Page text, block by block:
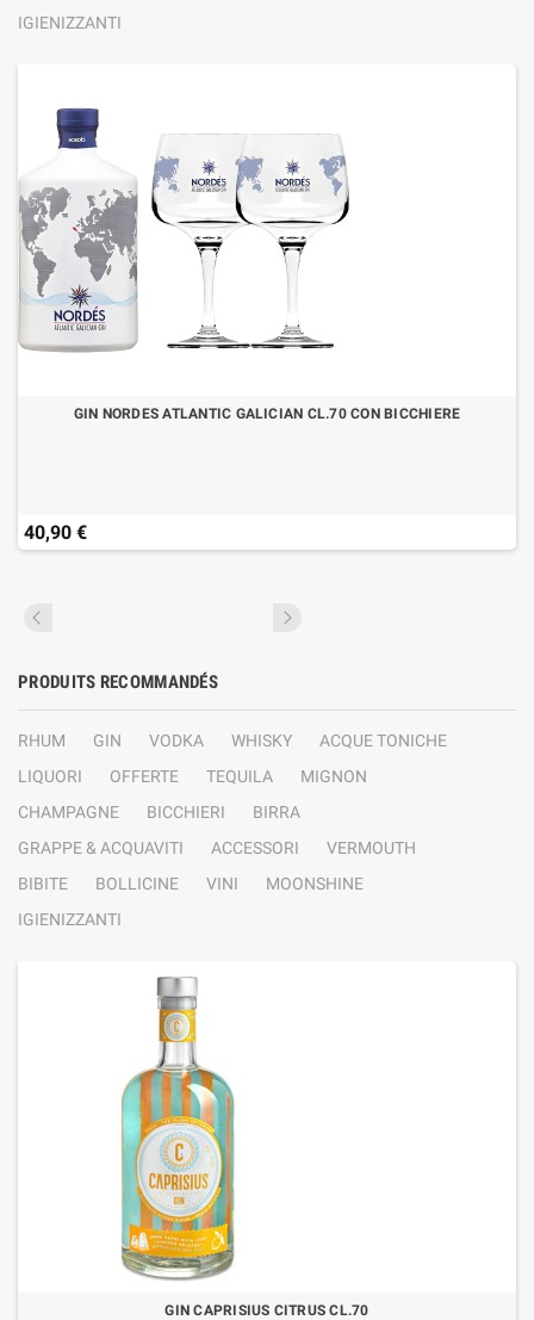
IGIENIZZANTI
GIN NORDES ATLANTIC GALICIAN CL.70 CON BICCHIERE
40,90 €
PRODUITS RECOMMANDÉS
RHUM GIN VODKA WHISKY
ACQUE TONICHE
LIQUORI
OFFERTE TEQUILA
MIGNON
CHAMPAGNE
BICCHIERI
BIRRA
GRAPPE & ACQUAVITI
ACCESSORI
VERMOUTH
BIBITE
BOLLICINE VINI
MOONSHINE
IGIENIZZANTI
GIN CAPRISIUS CITRUS CL.70